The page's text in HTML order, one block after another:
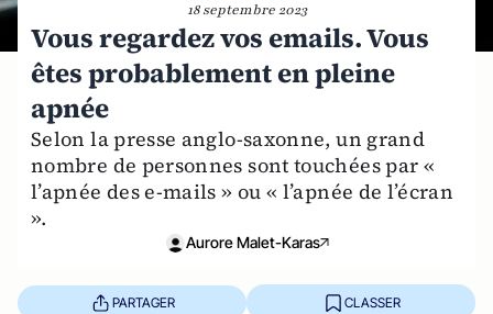
18 septembre 2023
Vous regardez vos emails. Vous
êtes probablement en pleine
apnée
Selon la presse anglo-saxonne, un grand
nombre de personnes sont touchées par «
l’apnée des e-mails » ou « l’apnée de l’écran
».
Aurore Malet-Karas
PARTAGER CLASSER